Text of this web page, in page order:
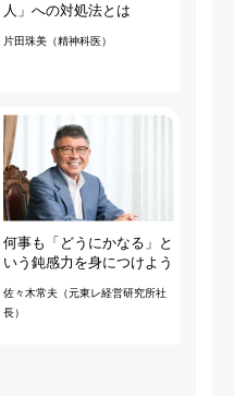
人」への対処法とは
片田珠美（精神科医）
何事も「どうにかなる」と
いう鈍感力を身につけよう
佐々木常夫（元東レ経営研究所社
長）